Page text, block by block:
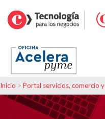
Inicio > Portal servicios, comercio